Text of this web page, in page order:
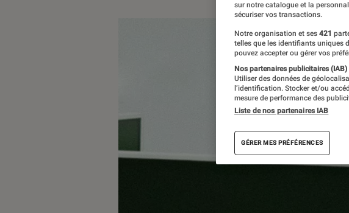
sur notre catalogue et la
sécuriser vos transactions.
Notre organisation et ses 421
telles que les identifiants uniques
pouvez accepter ou gérer vos
Nos partenaires publicitaires
Utiliser des données de
l’identification. Stocker et/ou
mesure de performance des
Liste de nos partenaires IAB
GÉRER MES PRÉFÉRENCES